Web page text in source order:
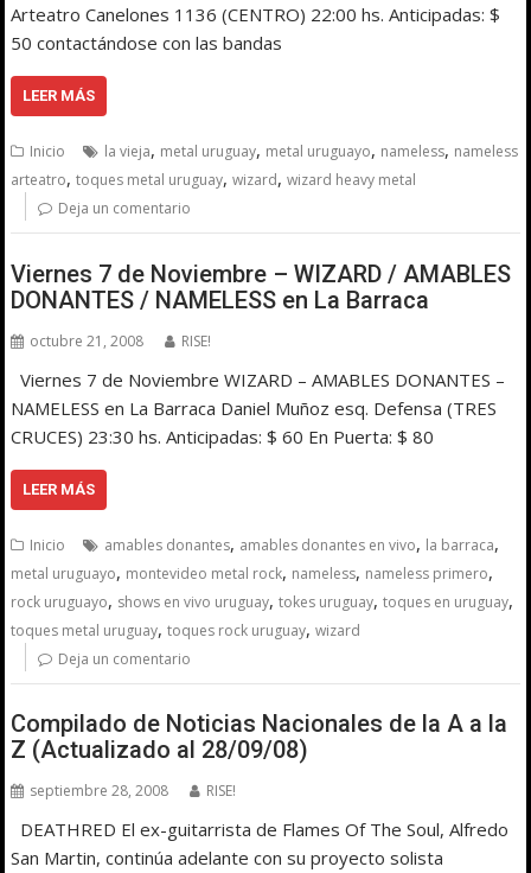
Arteatro Canelones 1136 (CENTRO) 22:00 hs. Anticipadas: $
50 contactándose con las bandas
LEER MÁS
Inicio la vieja, metal uruguay, metal uruguayo, nameless, nameless
arteatro,toques metal uruguay,wizard,wizard heavy metal
Deja un comentario
Viernes 7 de Noviembre – WIZARD / AMABLES
DONANTES / NAMELESS en La Barraca
octubre 21, 2008 RISE!
Viernes 7 de Noviembre WIZARD – AMABLES DONANTES –
NAMELESS en La Barraca Daniel Muñoz esq. Defensa (TRES
CRUCES) 23:30 hs. Anticipadas: $ 60 En Puerta: $ 80
LEER MÁS
Inicio amables donantes, amables donantes en vivo, la barraca,
metal uruguayo, montevideo metal rock, nameless, nameless primero,
rock uruguayo, shows en vivo uruguay,tokes uruguay,toques en uruguay,
toques metal uruguay,toques rock uruguay,wizard
Deja un comentario
Compilado de Noticias Nacionales de la A a la
Z (Actualizado al 28/09/08)
septiembre 28, 2008 RISE!
DEATHRED El ex-guitarrista de Flames Of The Soul, Alfredo
San Martin, continúa adelante con su proyecto solista